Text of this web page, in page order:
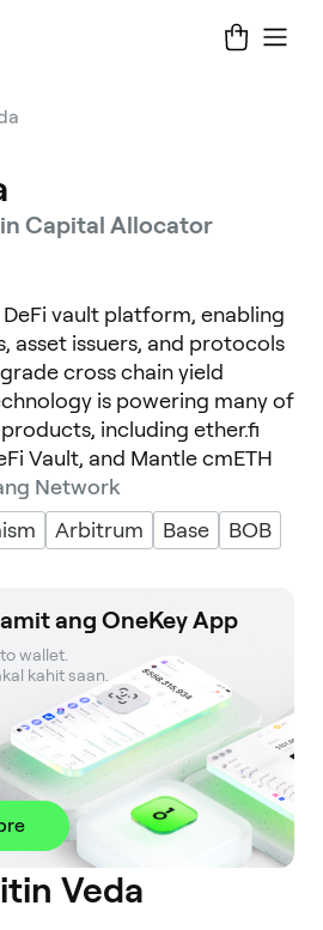
Capital Allocator
vault platform, enabling
asset issuers, and protocols
cross chain yield
is powering many of
including ether.fi
Vault, and Mantle cmETH
Network
Arbitrum Base
BOB
ang OneKey App
wallet.
kahit saan.
Veda